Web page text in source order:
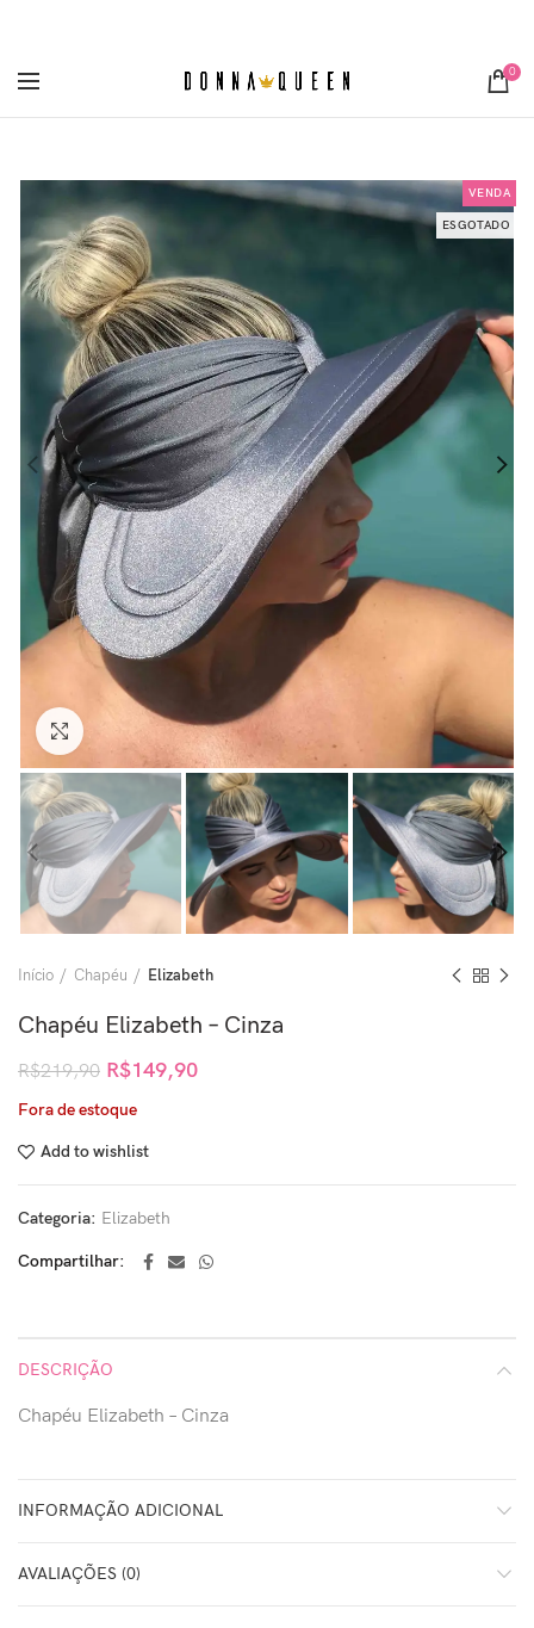
0
VENDA
ESGOTADO
Clique para ampliar
Início Chapéu Elizabeth
Chapéu Elizabeth – Cinza
R$219,90 R$149,90
Fora de estoque
Add to wishlist
Categoria: Elizabeth
Compartilhar
DESCRIÇÃO
Chapéu Elizabeth – Cinza
INFORMAÇÃO ADICIONAL
AVALIAÇÕES (0)